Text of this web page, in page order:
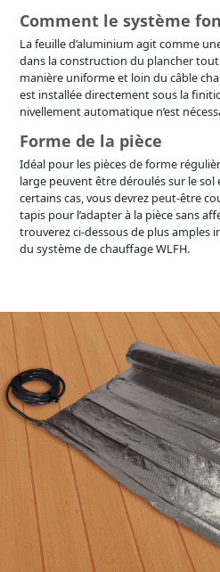
Comment le système
La feuille d’aluminium agit comme
dans la construction du plancher
manière uniforme et loin du câble
est installée directement sous la
nivellement automatique n’est
Forme de la pièce
Idéal pour les pièces de forme
large peuvent être déroulés sur le sol
certains cas, vous devrez peut-être
tapis pour l’adapter à la pièce sans
trouverez ci-dessous de plus amples
du système de chauffage WLFH.